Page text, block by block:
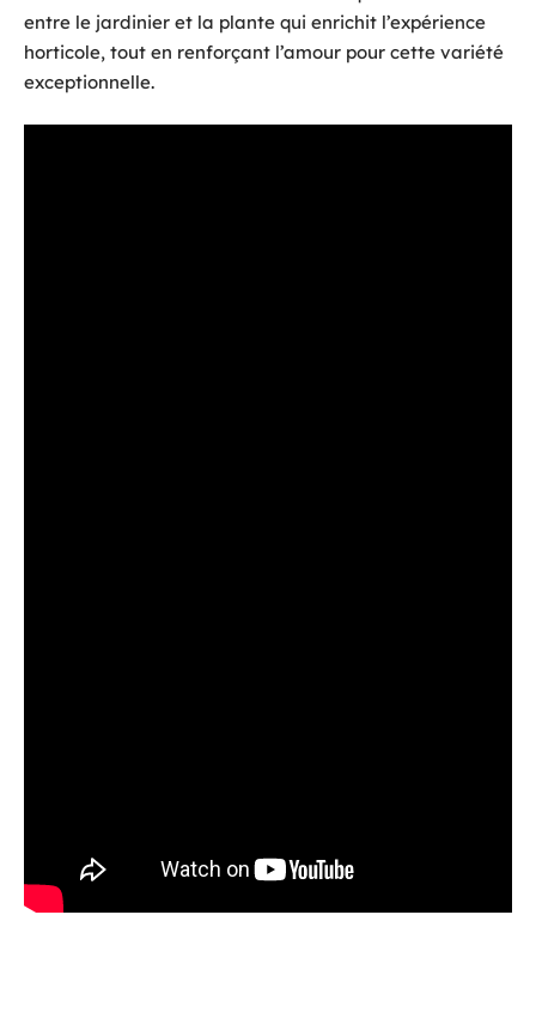
entre le jardinier et la plante qui enrichit l’expérience
horticole, tout en renforçant l’amour pour cette variété
exceptionnelle.